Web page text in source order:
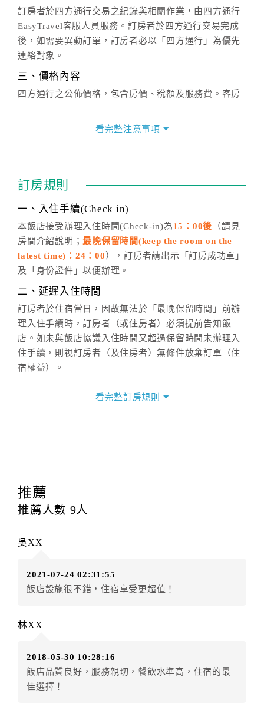
訂房者於四方通行交易之紀錄與相關作業，由四方通行
EasyTravel客服人員服務。訂房者於四方通行交易完成
後，如需要異動訂單，訂房者必以「四方通行」為優先
連絡對象。
三、價格內容
四方通行之公佈價格，包含房價、稅額及服務費。客房
價」之當日價格為標準。
話方式異動訂單。
※非客服時間之申辦異動，皆為次日計算及辦理。
五、客服時間
週一至週日，上午9:00～晚上6:00
六、聯絡方式
(07)9682715 。
看完整注意事項
訂房規則
一、入住手續(Check in)
本飯店接受辦理入住時間(Check-in)為15：00後 （請見
房間介紹說明；最晚保留時間(keep the room on the
latest time)：24：00 ），訂房者請出示「訂房成功單」
及「身份證件」以便辦理。
二、延遲入住時間
訂房者於住宿當日，因故無法於「最晚保留時間」前辦
理入住手續時，訂房者（或住房者）必須提前告知飯
店。如未與飯店協議入住時間又超過保留時間未辦理入
住手續，則視訂房者（及住房者）無條件放棄訂單（住
宿權益）。
四、訂單異動
提出申辦不得異動訂單。
每筆訂單異動限定
辦理取消退款。
房者應補足差額。（限原訂飯店）
房者不得要求退其差額。（限原訂飯店）
額3個月
．訂房者使用「保留住宿金額」時，請注意！為避免飯
店客滿，敬請及早計畫，如逾時未提出申辦，視同無條
件放棄訂單（住宿權益）。 （限原訂飯店使用）
看完整訂房規則
推薦
推薦人數 9人
吳XX
2021-07-24 02:31:55
飯店設施很不錯，住宿享受更超值！
林XX
2018-05-30 10:28:16
飯店品質良好，服務親切，餐飲水準高，住宿的最
佳選擇！